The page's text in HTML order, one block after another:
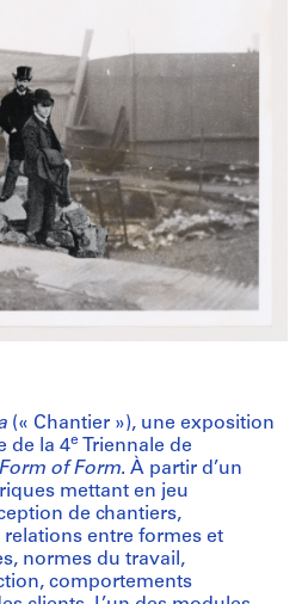
(« Chantier »), une exposition
de la 4e
Triennale de
of Form. À partir d’un
mettant en jeu
de chantiers,
relations entre formes et
normes du travail,
comportements